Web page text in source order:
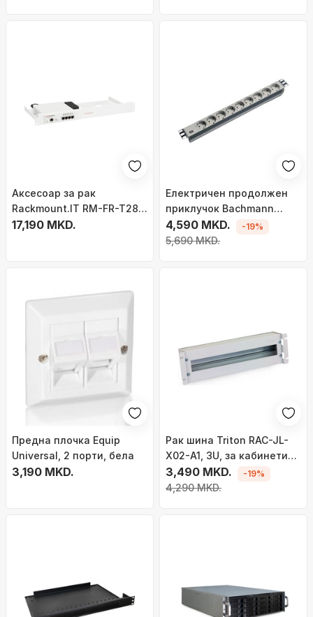
Аксесоар за рак
Rackmount.IT RM-FR-T28,
за заштитен ѕид, за 19\"
17,190 MKD.
Електричен продолжен
приклучок Bachmann
Power Strip Outlet Box,
алуминиум, сив
4,590 MKD.
5,690 MKD.
-19%
Предна плочка Equip
Universal, 2 порти, бела
3,190 MKD.
Рак шина Triton RAC-JL-
X02-A1, 3U, за кабинети
19", црна
3,490 MKD.
4,290 MKD.
-19%